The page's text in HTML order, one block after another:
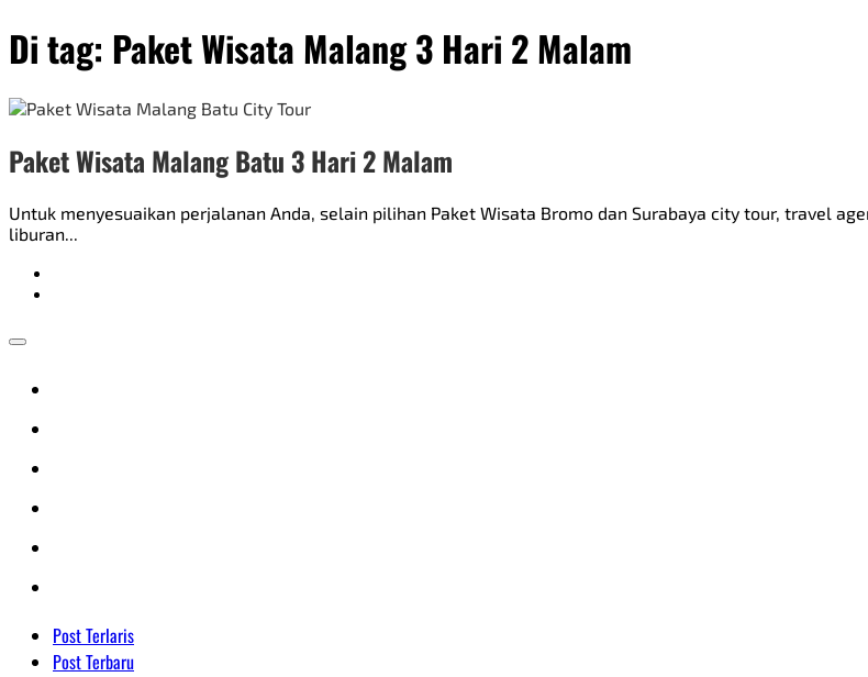
Di tag: Paket Wisata Malang 3 Hari 2 Malam
Paket Wisata Malang Batu 3 Hari 2 Malam
Untuk menyesuaikan perjalanan Anda, selain pilihan Paket Wisata Bromo dan Surabaya city tour, travel
liburan...
Post Terlaris
Post Terbaru